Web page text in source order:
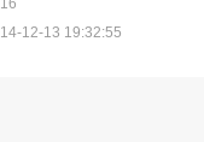
12-13 19:32:55